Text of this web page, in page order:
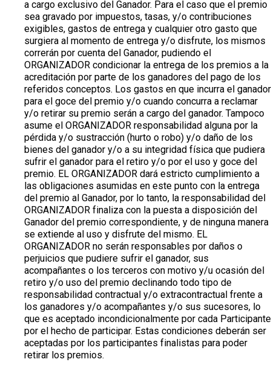
a cargo exclusivo del Ganador. Para el caso que el premio
sea gravado por impuestos, tasas, y/o contribuciones
exigibles, gastos de entrega y cualquier otro gasto que
surgiera al momento de entrega y/o disfrute, los mismos
correrán por cuenta del Ganador, pudiendo el
ORGANIZADOR condicionar la entrega de los premios a la
acreditación por parte de los ganadores del pago de los
referidos conceptos. Los gastos en que incurra el ganador
para el goce del premio y/o cuando concurra a reclamar
y/o retirar su premio serán a cargo del ganador. Tampoco
asume el ORGANIZADOR responsabilidad alguna por la
pérdida y/o sustracción (hurto o robo) y/o daño de los
bienes del ganador y/o a su integridad física que pudiera
sufrir el ganador para el retiro y/o por el uso y goce del
premio. EL ORGANIZADOR dará estricto cumplimiento a
las obligaciones asumidas en este punto con la entrega
del premio al Ganador, por lo tanto, la responsabilidad del
ORGANIZADOR finaliza con la puesta a disposición del
Ganador del premio correspondiente, y de ninguna manera
se extiende al uso y disfrute del mismo. EL
ORGANIZADOR no serán responsables por daños o
perjuicios que pudiere sufrir el ganador, sus
acompañantes o los terceros con motivo y/u ocasión del
retiro y/o uso del premio declinando todo tipo de
responsabilidad contractual y/o extracontractual frente a
los ganadores y/o acompañantes y/o sus sucesores, lo
que es aceptado incondicionalmente por cada Participante
por el hecho de participar. Estas condiciones deberán ser
aceptadas por los participantes finalistas para poder
retirar los premios.